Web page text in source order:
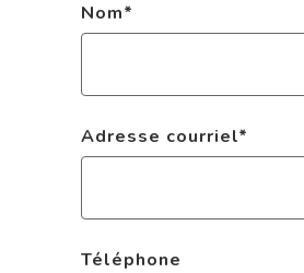
Nom*
Adresse courriel*
Téléphone